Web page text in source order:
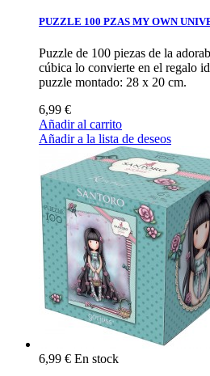
PUZZLE 100 PZAS MY OWN
Puzzle de 100 piezas de la
cúbica lo convierte en el regalo
puzzle montado: 28 x 20 cm.
6,99 €
Añadir al carrito
Añadir a la lista de deseos
6,99 € En stock